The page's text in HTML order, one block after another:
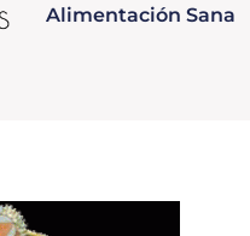
Alimentación Sana